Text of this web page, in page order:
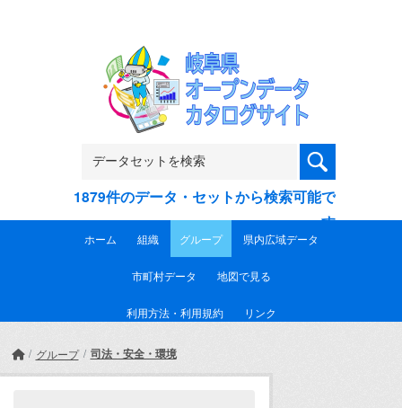
1879件のデータ・セットから検索可能で
す
ホーム 組織 グループ 県内広域データ
市町村データ 地図で見る
利用方法・利用規約 リンク
グループ 司法・安全・環境